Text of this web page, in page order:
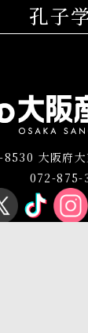
孔子
8530 大阪府
072-875-